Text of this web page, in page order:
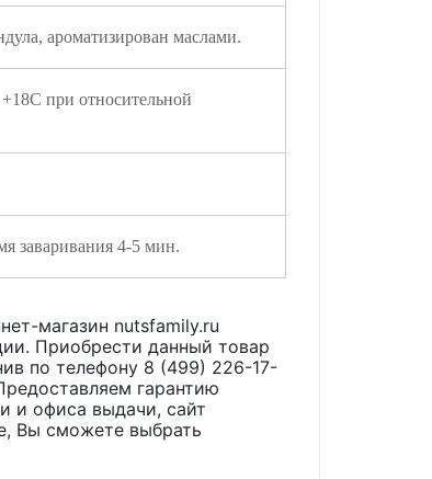
ароматизирован маслами.
при относительной
заваривания 4-5 мин.
магазин nutsfamily.ru
Приобрести данный товар
по телефону 8 (499) 226-17-
гарантию
и офиса выдачи, сайт
Вы сможете выбрать